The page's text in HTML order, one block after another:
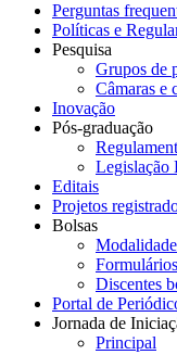
Perguntas
Políticas e
Pesquisa
Grupos de
Câmaras e
Inovação
Pós-graduação
Legislação
Editais
Projetos
Bolsas
Formulários
Discentes
Portal de
Jornada de
Principal